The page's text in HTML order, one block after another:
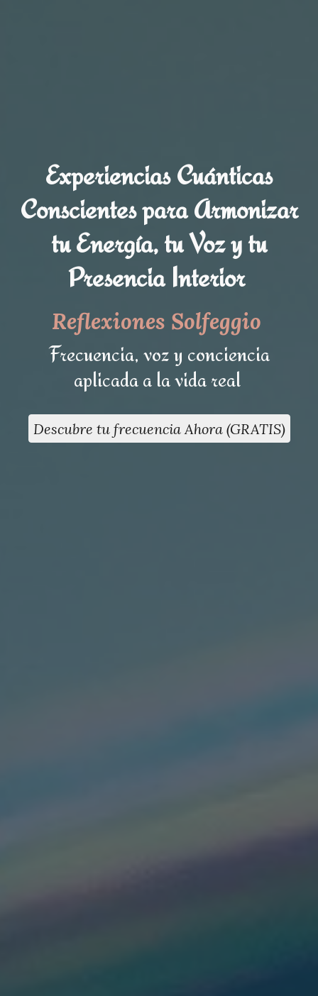
Experiencias Cuánticas
Conscientes para Armonizar
tu Energía, tu Voz y tu
Presencia Interior
Reflexiones Solfeggio
Frecuencia, voz y conciencia
aplicada a la vida real
Descubre tu frecuencia Ahora (GRATIS)